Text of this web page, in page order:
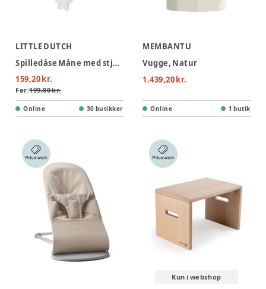
LITTLE DUTCH
Spilledåse Måne med stjerner
159,20 kr.
Før:199,00 kr.
Online 30 butikker
MEMBANTU
Vugge, Natur
1.439,20 kr.
Online 1 butik
Kun i webshop